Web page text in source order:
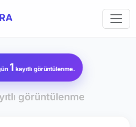
1 kayıtlı görüntülenme.
görüntülenme